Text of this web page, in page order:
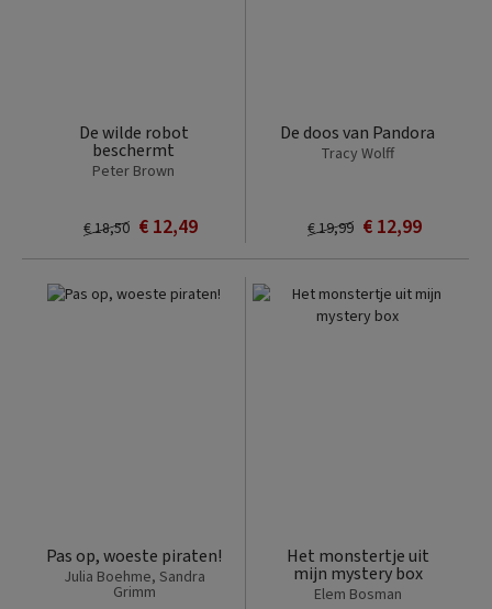
De wilde robot
beschermt
Peter Brown
€ 12,49
€ 18,50
De doos van Pandora
Tracy Wolff
€ 12,99
€ 19,99
Pas op, woeste piraten!
Julia Boehme, Sandra
Grimm
Het monstertje uit
mijn mystery box
Elem Bosman